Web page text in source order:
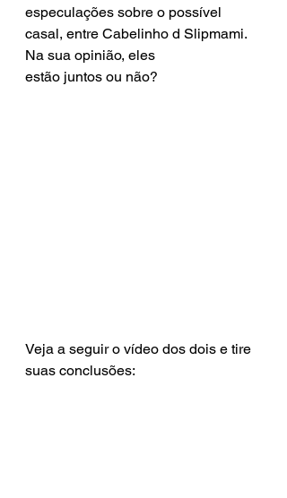
especulações sobre o possível
casal, entre Cabelinho d Slipmami.
Na sua opinião, eles
estão juntos ou não?
Veja a seguir o vídeo dos dois e tire
suas conclusões: